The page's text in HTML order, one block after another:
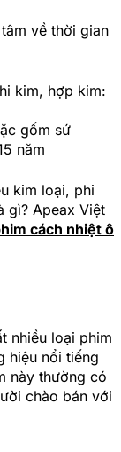
về thời gian
kim, hợp kim:
gốm sứ
năm
kim loại, phi
gì? Apeax Việt
cách nhiệt ô
nhiều loại phim
hiệu nổi tiếng
này thường có
chào bán với